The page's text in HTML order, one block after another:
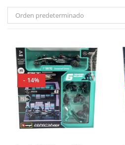
Orden predeterminado
- 14%